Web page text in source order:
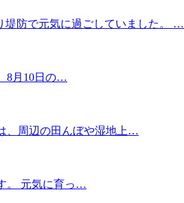
堤防で元気に過ごしていました。 …
8月10日の…
、周辺の田んぼや湿地上…
。 元気に育っ…